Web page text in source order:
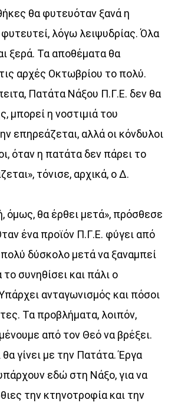
Discover More
Τραγούδια
18:00
20:00
Ιστορίες
θα φυτευόταν ξανά η
λόγω λειψυδρίας. Όλα
ξερά. Τα αποθέματα θα
αρχές Οκτωβρίου το πολύ.
Πατάτα Νάξου Π.Γ.Ε. δεν θα
μπορεί η νοστιμιά του
επηρεάζεται, αλλά οι κόνδυλοι
όταν η πατάτα δεν πάρει το
τόνισε, αρχικά, ο Δ.
όμως, θα έρθει μετά», πρόσθεσε
ένα προϊόν Π.Γ.Ε. φύγει από
πολύ δύσκολο μετά να ξαναμπεί
συνηθίσει και πάλι ο
ανταγωνισμός και πόσοι
Τα προβλήματα, λοιπόν,
από τον Θεό να βρέξει.
γίνει με την Πατάτα. Έργα
εδώ στη Νάξο, για να
την κτηνοτροφία και την